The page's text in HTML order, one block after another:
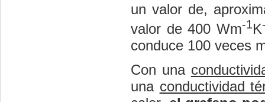
un valor de,
valor de 400 Wm-1K
conduce 100 veces
Con una
una conductividad